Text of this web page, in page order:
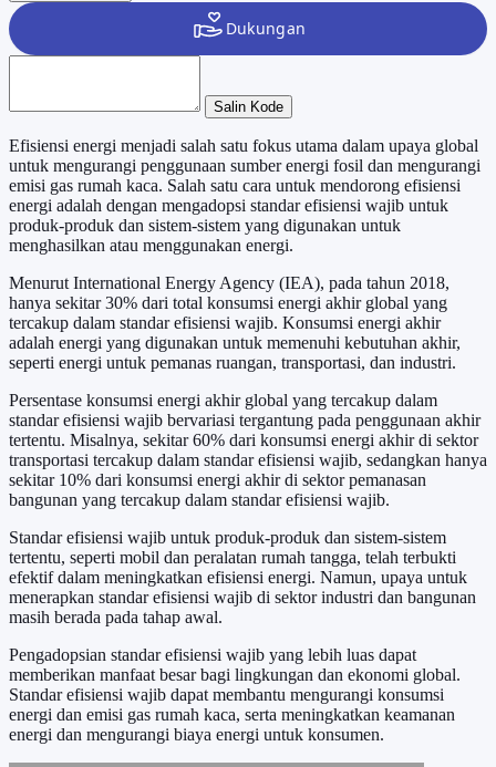
Salin Kode
Efisiensi energi menjadi salah satu fokus utama dalam upaya global
untuk mengurangi penggunaan sumber energi fosil dan mengurangi
emisi gas rumah kaca. Salah satu cara untuk mendorong efisiensi
energi adalah dengan mengadopsi standar efisiensi wajib untuk
produk-produk dan sistem-sistem yang digunakan untuk
menghasilkan atau menggunakan energi.
Menurut International Energy Agency (IEA), pada tahun 2018,
hanya sekitar 30% dari total konsumsi energi akhir global yang
tercakup dalam standar efisiensi wajib. Konsumsi energi akhir
adalah energi yang digunakan untuk memenuhi kebutuhan akhir,
seperti energi untuk pemanas ruangan, transportasi, dan industri.
Persentase konsumsi energi akhir global yang tercakup dalam
standar efisiensi wajib bervariasi tergantung pada penggunaan akhir
tertentu. Misalnya, sekitar 60% dari konsumsi energi akhir di sektor
transportasi tercakup dalam standar efisiensi wajib, sedangkan hanya
sekitar 10% dari konsumsi energi akhir di sektor pemanasan
bangunan yang tercakup dalam standar efisiensi wajib.
Standar efisiensi wajib untuk produk-produk dan sistem-sistem
tertentu, seperti mobil dan peralatan rumah tangga, telah terbukti
efektif dalam meningkatkan efisiensi energi. Namun, upaya untuk
menerapkan standar efisiensi wajib di sektor industri dan bangunan
masih berada pada tahap awal.
Pengadopsian standar efisiensi wajib yang lebih luas dapat
memberikan manfaat besar bagi lingkungan dan ekonomi global.
Standar efisiensi wajib dapat membantu mengurangi konsumsi
energi dan emisi gas rumah kaca, serta meningkatkan keamanan
energi dan mengurangi biaya energi untuk konsumen.